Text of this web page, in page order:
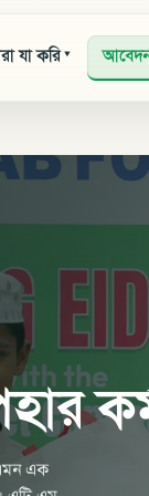
যা করি ▾
এক